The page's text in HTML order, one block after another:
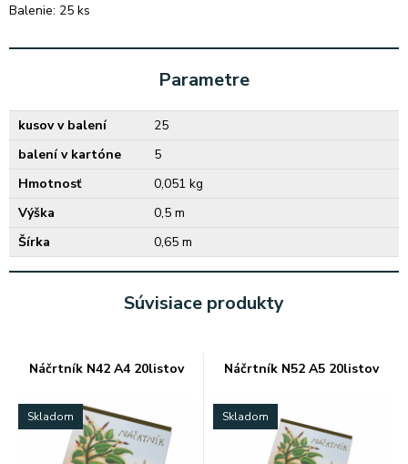
Balenie: 25 ks
Parametre
kusov v balení
25
balení v kartóne
5
Hmotnosť
0,051 kg
Výška
0,5 m
Šírka
0,65 m
Súvisiace produkty
Náčrtník N42 A4 20listov
Skladom
Náčrtník N52 A5 20listov
Skladom